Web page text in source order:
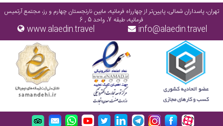
تهران، پاسداران شمالی، پایین‌تر از چهارراه فرمانیه، مابین نارنجستان چهارم و رز، مجتمع آرتمیس
فرمانیه، طبقه 7، واحد 5 , 6
info@alaedin.travel
www.alaedin.travel